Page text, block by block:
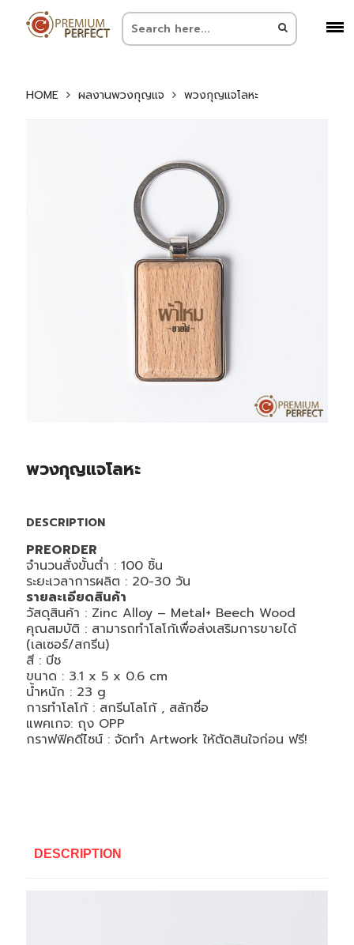
HOME ผลงานพวงกุญแจ พวงกุญแจโลหะ
พวงกุญแจโลหะ
DESCRIPTION
PREORDER
จำนวนสั่งขั้นต่ำ : 100 ชิ้น
ระยะเวลาการผลิต : 20-30 วัน
รายละเอียดสินค้า
วัสดุสินค้า : Zinc Alloy – Metal+ Beech Wood
คุณสมบัติ : สามารถทำโลโก้เพื่อส่งเสริมการขายได้
(เลเซอร์/สกรีน)
สี : บีช
ขนาด : 3.1 x 5 x 0.6 cm
น้ำหนัก : 23 g
การทำโลโก้ : สกรีนโลโก้ , สลักชื่อ
แพคเกจ: ถุง OPP
กราฟฟิคดีไซน์ : จัดทำ Artwork ให้ตัดสินใจก่อน ฟรี!
DESCRIPTION